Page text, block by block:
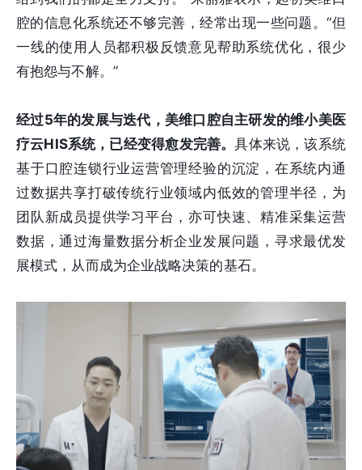
腔的信息化系统还不够完善，经常出现一些问题。“但
一线的使用人员都积极反馈意见帮助系统优化，很少
有抱怨与不解。”
经过5年的发展与迭代，美维口腔自主研发的维小美医
疗云HIS系统，已经变得愈发完善。具体来说，该系统
基于口腔连锁行业运营管理经验的沉淀，在系统内通
过数据共享打破传统行业领域内低效的管理半径，为
团队新成员提供学习平台，亦可快速、精准采集运营
数据，通过海量数据分析企业发展问题，寻求最优发
展模式，从而成为企业战略决策的基石。